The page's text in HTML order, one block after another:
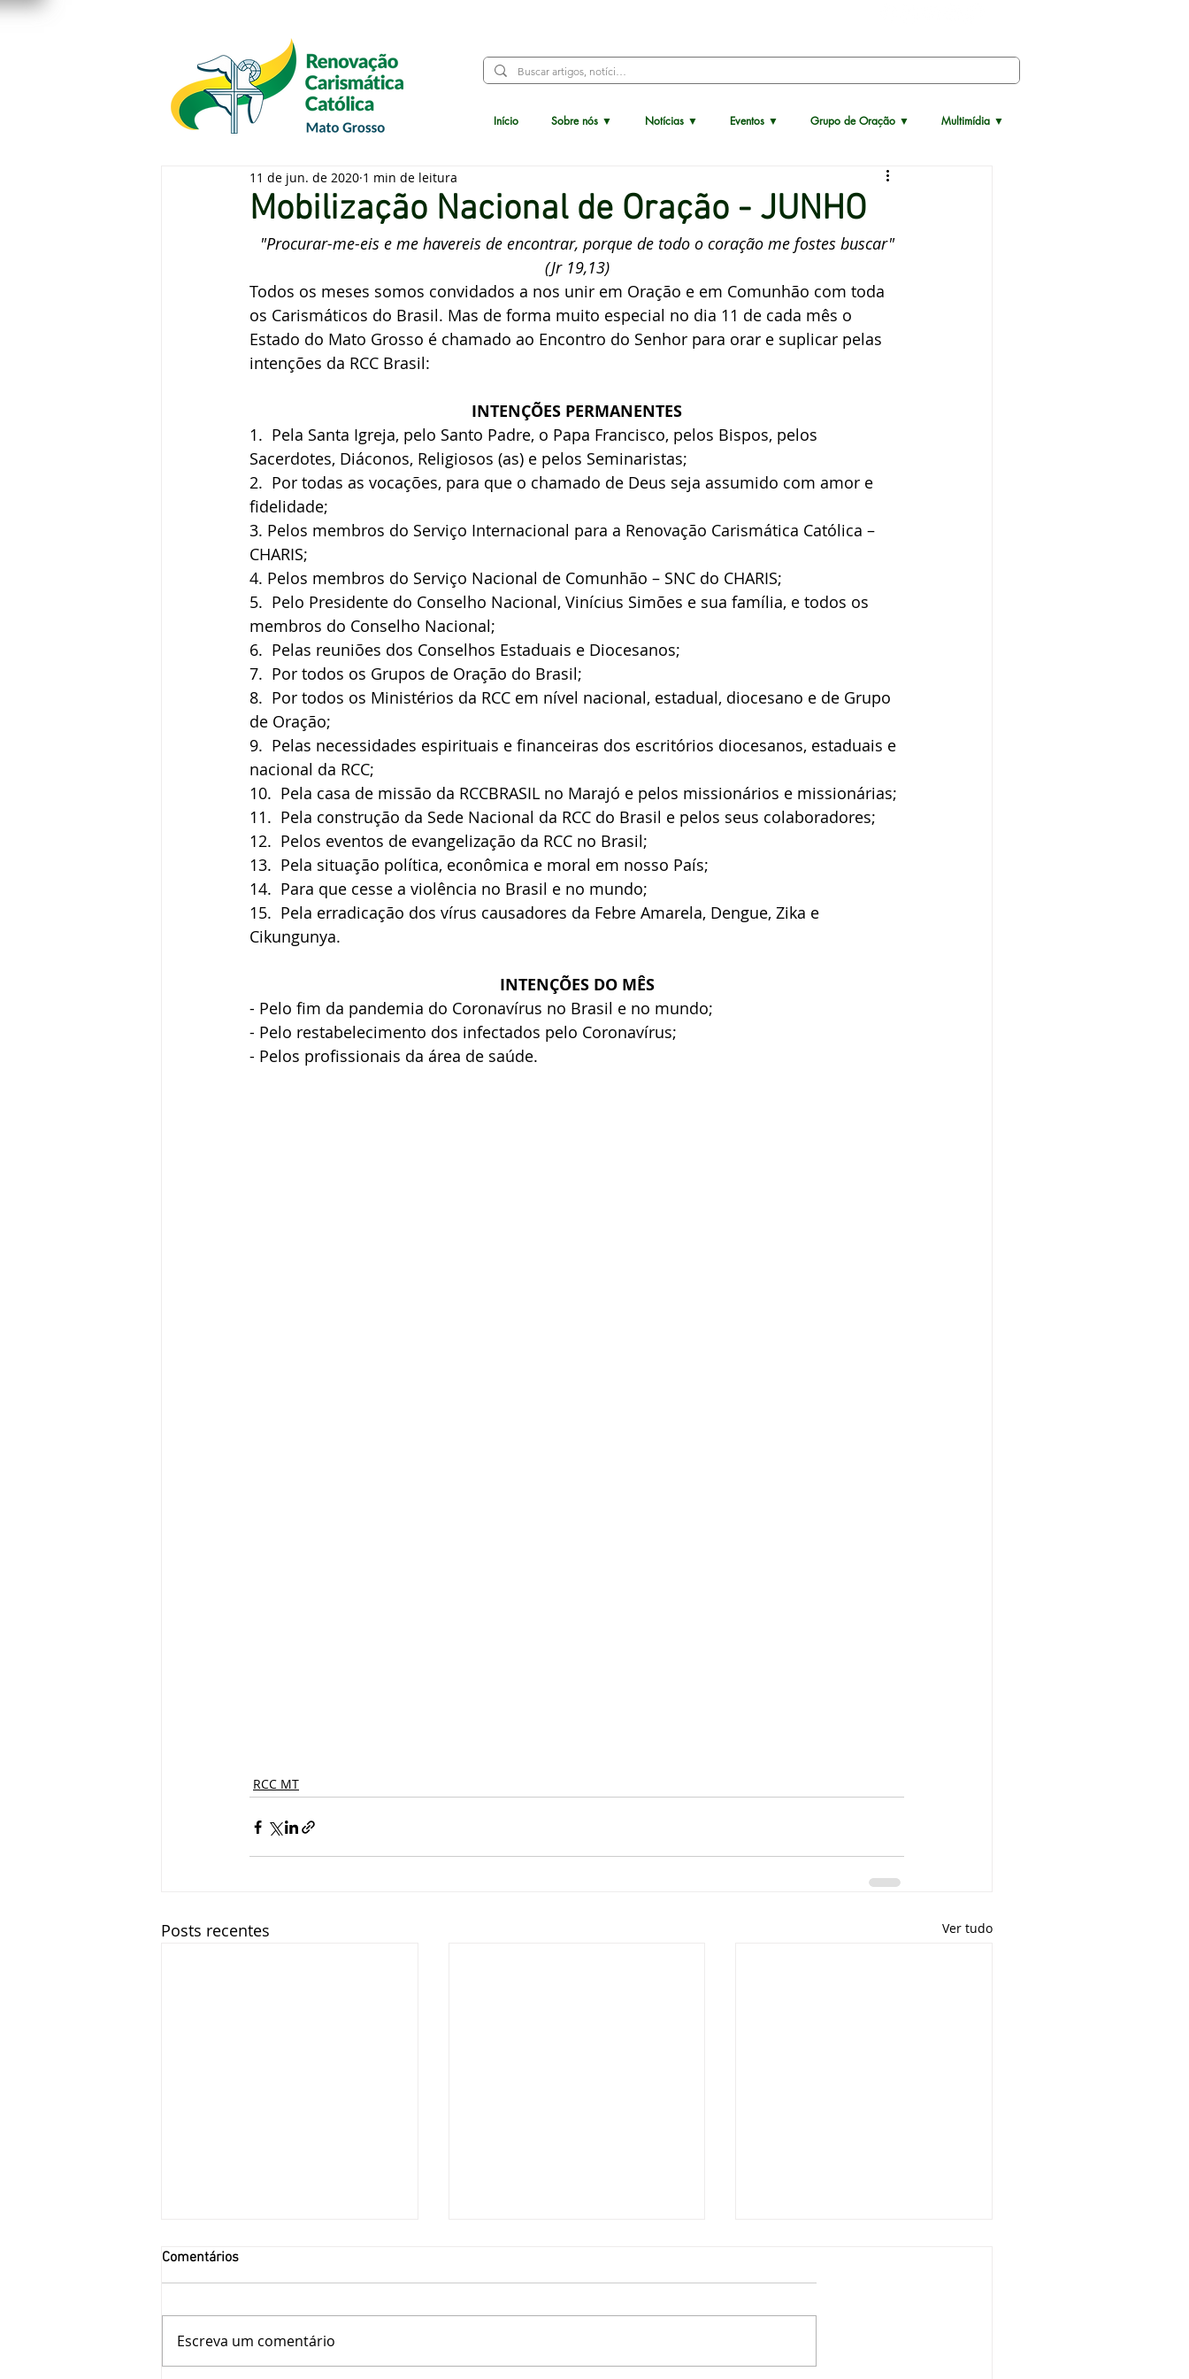
Início Sobre nós ▼ Notícias ▼ Eventos ▼ Grupo de Oração ▼ Multimídia ▼
Mobilização Nacional de Oração - JUNHO
11 de jun. de 2020 1 min de leitura
"Procurar-me-eis e me havereis de encontrar, porque de todo o coração me fostes buscar"
(Jr 19,13)
Todos os meses somos convidados a nos unir em Oração e em Comunhão com toda
os Carismáticos do Brasil. Mas de forma muito especial no dia 11 de cada mês o
Estado do Mato Grosso é chamado ao Encontro do Senhor para orar e suplicar pelas
intenções da RCC Brasil:
INTENÇÕES PERMANENTES
1.  Pela Santa Igreja, pelo Santo Padre, o Papa Francisco, pelos Bispos, pelos
Sacerdotes, Diáconos, Religiosos (as) e pelos Seminaristas;
2.  Por todas as vocações, para que o chamado de Deus seja assumido com amor e
fidelidade;
3. Pelos membros do Serviço Internacional para a Renovação Carismática Católica –
CHARIS;
4. Pelos membros do Serviço Nacional de Comunhão – SNC do CHARIS;
5.  Pelo Presidente do Conselho Nacional, Vinícius Simões e sua família, e todos os
membros do Conselho Nacional;
6.  Pelas reuniões dos Conselhos Estaduais e Diocesanos;
7.  Por todos os Grupos de Oração do Brasil;
8.  Por todos os Ministérios da RCC em nível nacional, estadual, diocesano e de Grupo
de Oração;
9.  Pelas necessidades espirituais e financeiras dos escritórios diocesanos, estaduais e
nacional da RCC;
10.  Pela casa de missão da RCCBRASIL no Marajó e pelos missionários e missionárias;
11.  Pela construção da Sede Nacional da RCC do Brasil e pelos seus colaboradores;
12.  Pelos eventos de evangelização da RCC no Brasil;
13.  Pela situação política, econômica e moral em nosso País;
14.  Para que cesse a violência no Brasil e no mundo;
15.  Pela erradicação dos vírus causadores da Febre Amarela, Dengue, Zika e
Cikungunya.
INTENÇÕES DO MÊS
- Pelo fim da pandemia do Coronavírus no Brasil e no mundo;
- Pelo restabelecimento dos infectados pelo Coronavírus;
- Pelos profissionais da área de saúde.
RCC MT
Posts recentes Ver tudo
Comentários
Escreva um comentário